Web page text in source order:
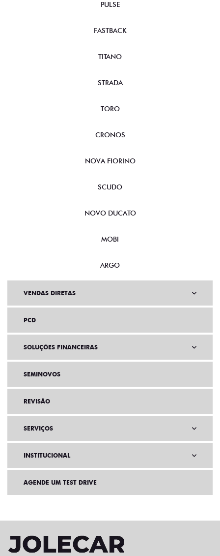
PULSE
FASTBACK
TITANO
STRADA
TORO
CRONOS
NOVA FIORINO
SCUDO
NOVO DUCATO
MOBI
ARGO
VENDAS DIRETAS
PCD
SOLUÇÕES FINANCEIRAS
SEMINOVOS
REVISÃO
SERVIÇOS
INSTITUCIONAL
AGENDE UM TEST DRIVE